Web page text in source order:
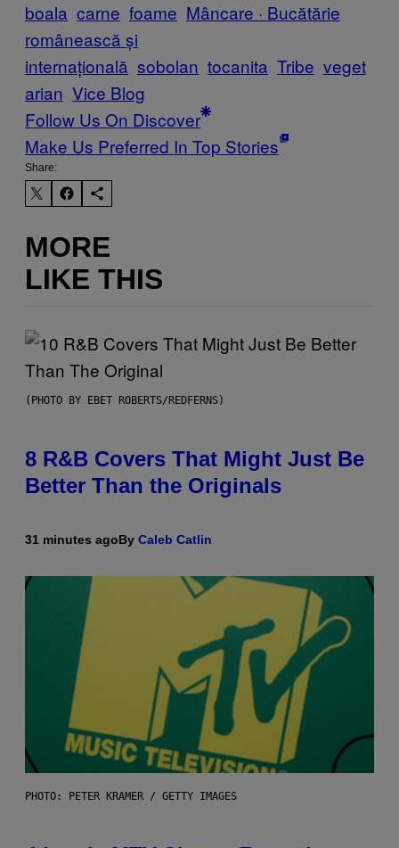
boala carne foame Mâncare · Bucătărie
românească și
internațională sobolan tocanita Tribe veget
arian Vice Blog
Follow Us On Discover
Make Us Preferred In Top Stories
Share:
MORE
LIKE THIS
(PHOTO BY EBET ROBERTS/REDFERNS)
8 R&B Covers That Might Just Be
Better Than the Originals
31 minutes agoBy Caleb Catlin
PHOTO: PETER KRAMER / GETTY IMAGES